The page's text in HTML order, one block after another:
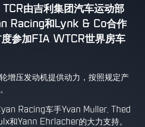
由吉利集团汽车运动部
Racing和Lynk & Co合作
参加FIA WTCR世界房车
增压发动机提供动力，按照规定产
Racing车手Yvan Muller, Thed
和Yann Ehrlacher的大力支持。